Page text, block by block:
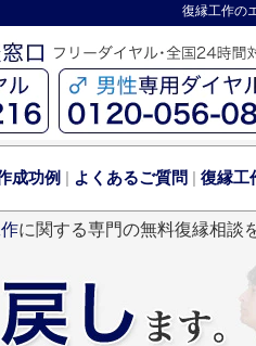
復縁工作の
成功例 | よくあるご質問 | 復縁工
に関する専門の無料復縁相談